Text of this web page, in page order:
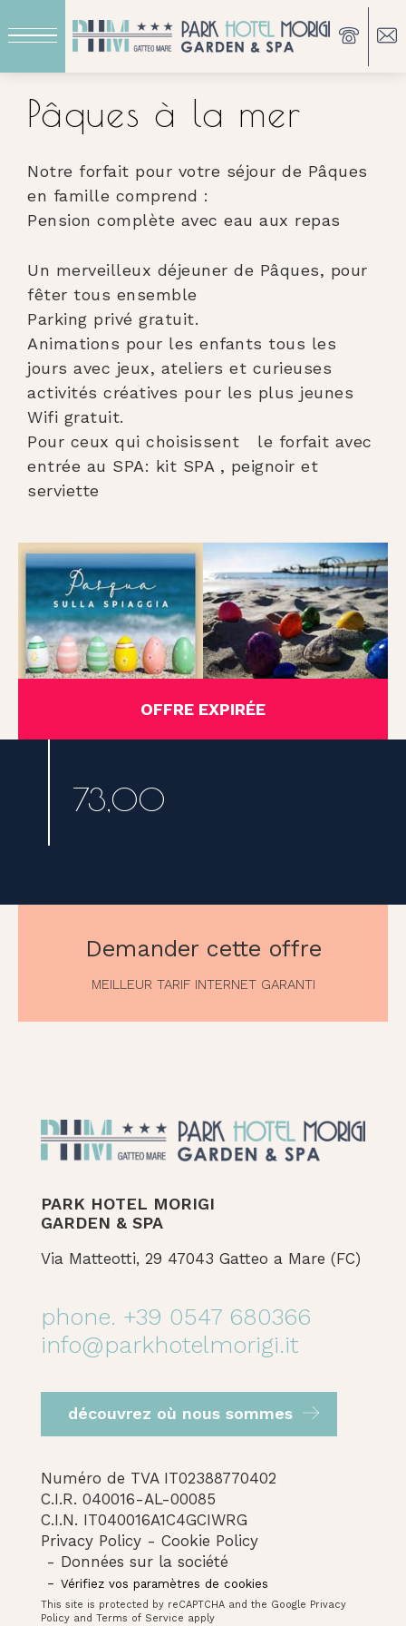
Pâques à la mer
Notre forfait pour votre séjour de Pâques
en famille comprend :
Pension complète avec eau aux repas
Un merveilleux déjeuner de Pâques, pour
fêter tous ensemble
Parking privé gratuit.
Animations pour les enfants tous les
jours avec jeux, ateliers et curieuses
activités créatives pour les plus jeunes
Wifi gratuit.
Pour ceux qui choisissent le forfait avec
entrée au SPA: kit SPA , peignoir et
serviette
OFFRE EXPIRÉE
73,00
Demander cette offre
MEILLEUR TARIF INTERNET GARANTI
PARK HOTEL MORIGI
GARDEN & SPA
Via Matteotti, 29 47043 Gatteo a Mare (FC)
phone. +39 0547 680366
info@parkhotelmorigi.it
découvrez où nous sommes
Numéro de TVA IT02388770402
C.I.R. 040016-AL-00085
C.I.N. IT040016A1C4GCIWRG
Privacy Policy
Cookie Policy
Données sur la société
Vérifiez vos paramètres de cookies
This site is protected by reCAPTCHA and the Google Privacy
Policy and Terms of Service apply